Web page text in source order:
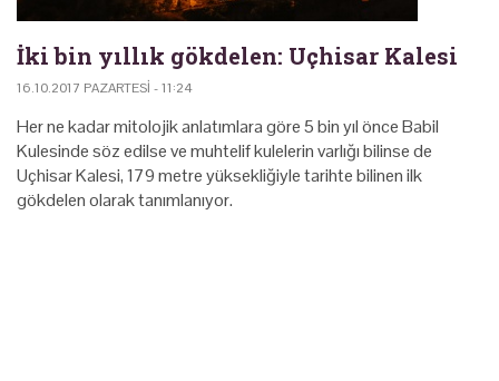
İki bin yıllık gökdelen: Uçhisar Kalesi
16.10.2017 PAZARTESI - 11:24
Her ne kadar mitolojik anlatımlara göre 5 bin yıl önce Babil
Kulesinde söz edilse ve muhtelif kulelerin varlığı bilinse de
Uçhisar Kalesi, 179 metre yüksekliğiyle tarihte bilinen ilk
gökdelen olarak tanımlanıyor.